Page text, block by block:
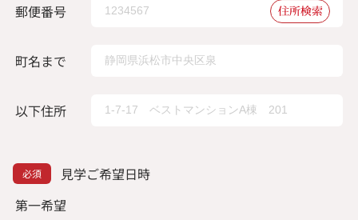
郵便番号
住所検索
町名まで
以下住所
見学ご希望日時
第一希望